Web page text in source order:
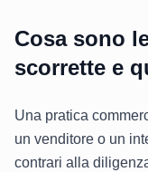
Cosa sono
scorrette e
Una pratica
un venditore o un
contrari alla